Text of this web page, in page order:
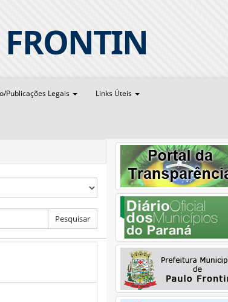
Publicações Legais Links Úteis
Pesquisar